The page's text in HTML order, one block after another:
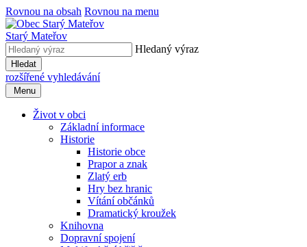
Rovnou na obsah Rovnou na menu
Starý Mateřov
Hledaný výraz
Hledat
rozšířené vyhledávání
Menu
Život v obci
Základní informace
Historie
Historie obce
Prapor a znak
Zlatý erb
Hry bez hranic
Vítání občánků
Dramatický kroužek
Knihovna
Dopravní spojení